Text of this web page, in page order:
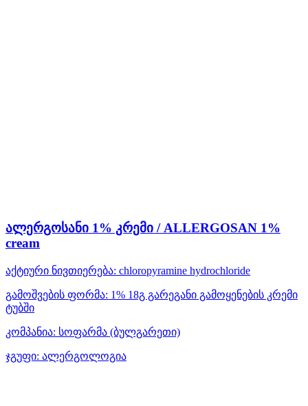
ალერგოსანი 1% კრემი / ALLERGOSAN 1%
cream
აქტიური ნივთიერება: chloropyramine hydrochloride
გამოშვების ფორმა: 1% 18გ გარეგანი გამოყენების კრემი
ტუბში
კომპანია: სოფარმა (ბულგარეთი)
ჯგუფი: ალერგოლოგია